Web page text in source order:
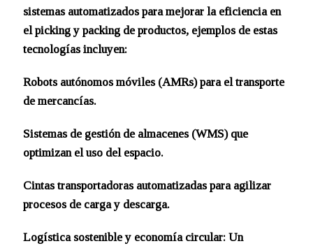
sistemas automatizados para mejorar la eficiencia en
el picking y packing de productos, ejemplos de estas
tecnologías incluyen:
Robots autónomos móviles (AMRs) para el transporte
de mercancías.
Sistemas de gestión de almacenes (WMS) que
optimizan el uso del espacio.
Cintas transportadoras automatizadas para agilizar
procesos de carga y descarga.
Logística sostenible y economía circular: Un